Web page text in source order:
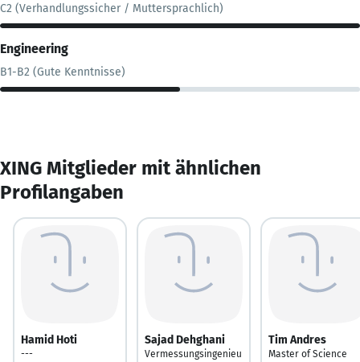
C2 (Verhandlungssicher / Muttersprachlich)
Engineering
B1-B2 (Gute Kenntnisse)
XING Mitglieder mit ähnlichen
Profilangaben
Hamid Hoti
---
Sajad Dehghani
Vermessungsingenieu
Tim Andres
Master of Science